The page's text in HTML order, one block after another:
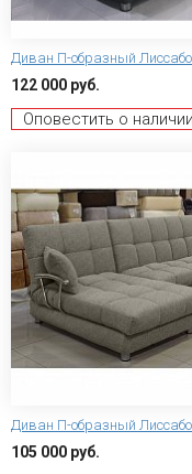
Диван П-образный
122 000 руб.
Оповестить о наличии
Диван П-образный
105 000 руб.